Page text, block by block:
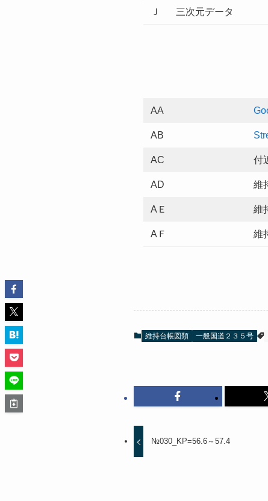
Ｊ 三次元データ
AA
AB
AC 付
AD 維
AＥ 維
AＦ 維
維持台帳図類 一般国道２３５号
№030_KP=56.6～57.4